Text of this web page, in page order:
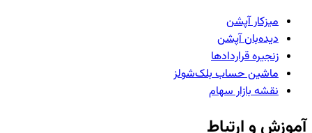
میزکار آپشن
دیده‌بان آپشن
زنجیره قراردادها
ماشین حساب بلک‌شولز
نقشه بازار سهام
آموزش و ارتباط